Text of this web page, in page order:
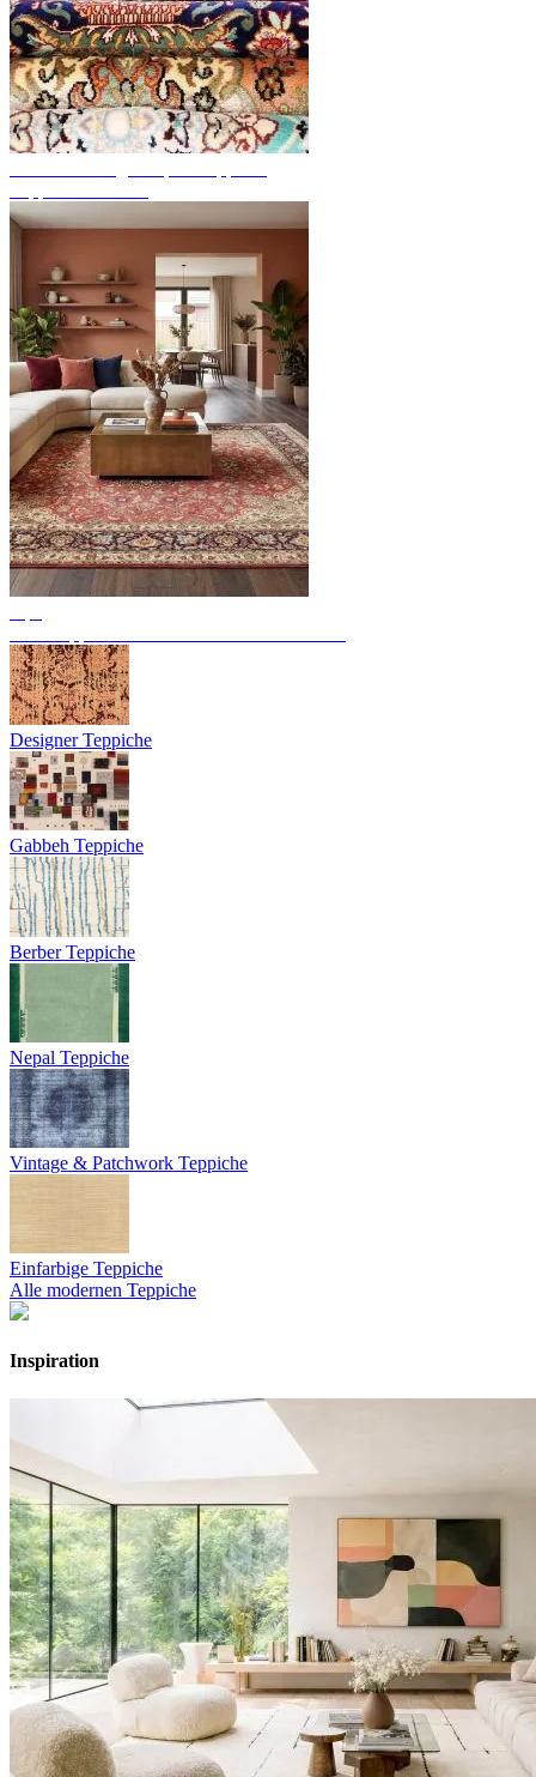
Designer Teppiche
Gabbeh Teppiche
Berber Teppiche
Nepal Teppiche
Vintage & Patchwork Teppiche
Einfarbige Teppiche
Alle modernen Teppiche
Inspiration